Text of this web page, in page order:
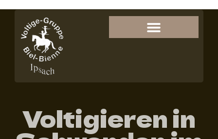
Voltigieren in